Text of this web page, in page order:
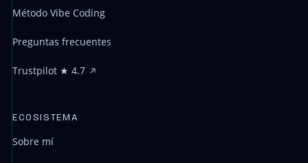
Método Vibe Coding
Preguntas frecuentes
Trustpilot ★ 4.7
ECOSISTEMA
Sobre mí